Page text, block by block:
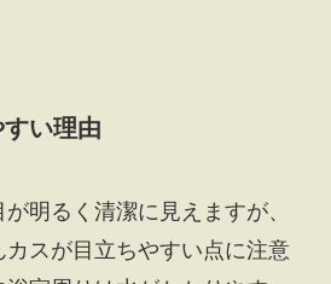
い理由
明るく清潔に見えますが、
スが目立ちやすい点に注意